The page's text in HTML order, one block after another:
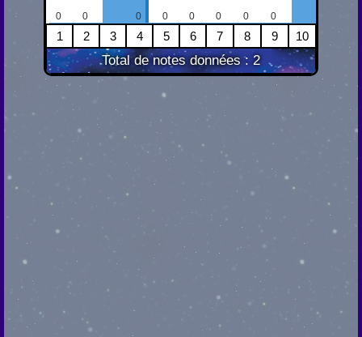
Total de notes données : 2
0 0 0 0 0 0 0 0
1 2 3 4 5 6 7 8 9 10